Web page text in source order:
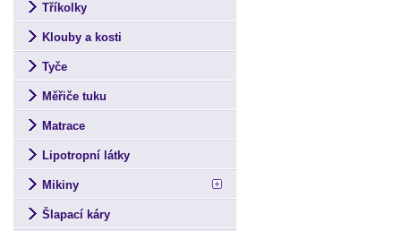
Tříkolky
Klouby a kosti
Tyče
Měřiče tuku
Matrace
Lipotropní látky
Mikiny
Šlapací káry